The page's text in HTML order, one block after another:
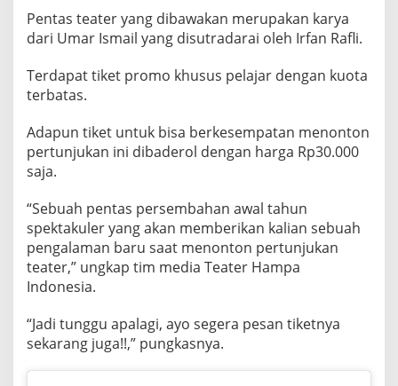
A
A
A
N
L
A
R
T
U
N
A
E
Pentas teater yang dibawakan merupakan karya
dari Umar Ismail yang disutradarai oleh Irfan Rafli.
Terdapat tiket promo khusus pelajar dengan kuota
terbatas.
Adapun tiket untuk bisa berkesempatan menonton
pertunjukan ini dibaderol dengan harga Rp30.000
saja.
“Sebuah pentas persembahan awal tahun
spektakuler yang akan memberikan kalian sebuah
pengalaman baru saat menonton pertunjukan
teater,” ungkap tim media Teater Hampa
Indonesia.
“Jadi tunggu apalagi, ayo segera pesan tiketnya
sekarang juga!!,” pungkasnya.